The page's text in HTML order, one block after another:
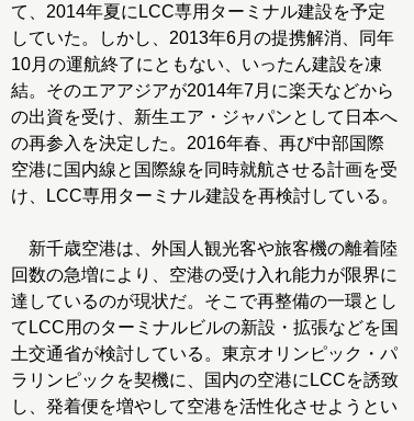
て、2014年夏にLCC専用ターミナル建設を予定
していた。しかし、2013年6月の提携解消、同年
10月の運航終了にともない、いったん建設を凍
結。そのエアアジアが2014年7月に楽天などから
の出資を受け、新生エア・ジャパンとして日本へ
の再参入を決定した。2016年春、再び中部国際
空港に国内線と国際線を同時就航させる計画を受
け、LCC専用ターミナル建設を再検討している。
新千歳空港は、外国人観光客や旅客機の離着陸
回数の急増により、空港の受け入れ能力が限界に
達しているのが現状だ。そこで再整備の一環とし
てLCC用のターミナルビルの新設・拡張などを国
土交通省が検討している。東京オリンピック・パ
ラリンピックを契機に、国内の空港にLCCを誘致
し、発着便を増やして空港を活性化させようとい